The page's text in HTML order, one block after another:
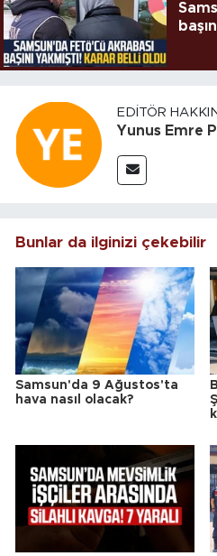
EDITÖR
Yunus Emre
Bunlar da ilginizi çekebilir
Samsun'da 9 Ağustos'ta
hava nasıl olacak?